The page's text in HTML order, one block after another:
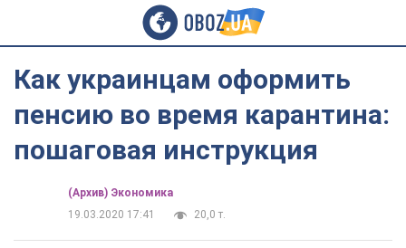
Как украинцам оформить
пенсию во время карантина:
пошаговая инструкция
(Архив) Экономика
19.03.2020 17:41
20,0 т.